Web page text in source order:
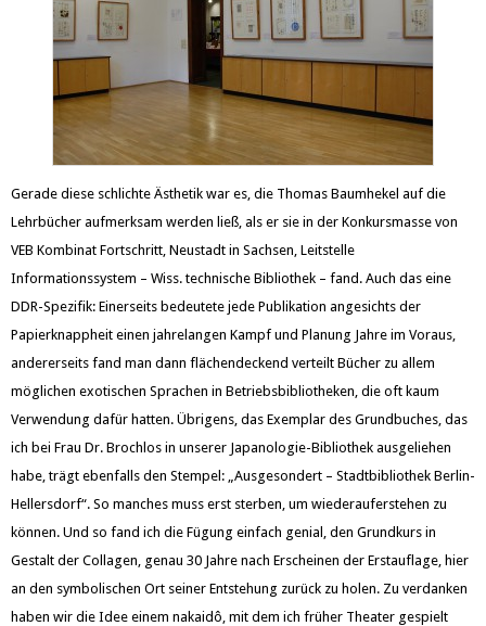
Gerade diese schlichte Ästhetik war es, die Thomas Baumhekel auf die
Lehrbücher aufmerksam werden ließ, als er sie in der Konkursmasse von
VEB Kombinat Fortschritt, Neustadt in Sachsen, Leitstelle
Informationssystem – Wiss. technische Bibliothek – fand. Auch das eine
DDR-Spezifik: Einerseits bedeutete jede Publikation angesichts der
Papierknappheit einen jahrelangen Kampf und Planung Jahre im Voraus,
andererseits fand man dann flächendeckend verteilt Bücher zu allem
möglichen exotischen Sprachen in Betriebsbibliotheken, die oft kaum
Verwendung dafür hatten. Übrigens, das Exemplar des Grundbuches, das
ich bei Frau Dr. Brochlos in unserer Japanologie-Bibliothek ausgeliehen
habe, trägt ebenfalls den Stempel: „Ausgesondert – Stadtbibliothek Berlin-
Hellersdorf“. So manches muss erst sterben, um wiederauferstehen zu
können. Und so fand ich die Fügung einfach genial, den Grundkurs in
Gestalt der Collagen, genau 30 Jahre nach Erscheinen der Erstauflage, hier
an den symbolischen Ort seiner Entstehung zurück zu holen. Zu verdanken
haben wir die Idee einem nakaidô, mit dem ich früher Theater gespielt